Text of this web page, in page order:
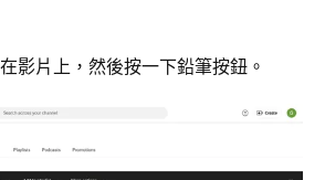
影片上，然後按一下鉛筆按鈕。